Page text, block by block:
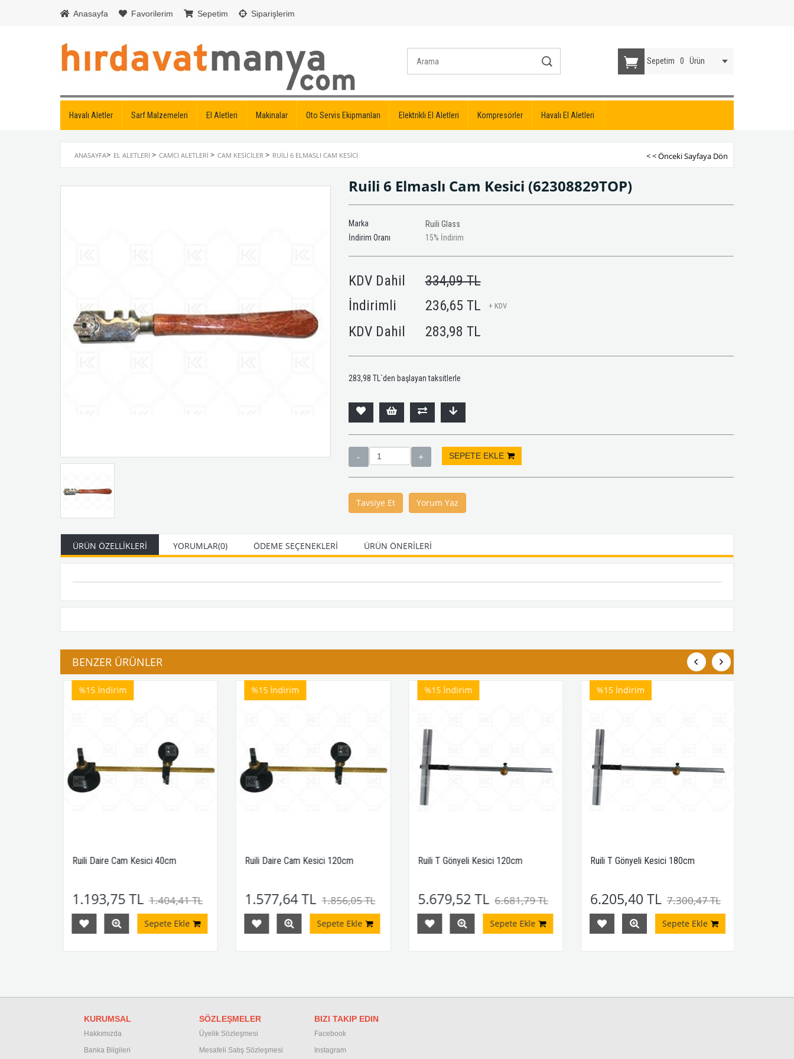
Anasayfa Favorilerim Sepetim Siparişlerim
Sepetim 0 Ürün
Havalı Aletler Sarf Malzemeleri El Aletleri Makinalar Oto Servis Ekipmanları Elektrikli El Aletleri Kompresörler Havalı El Aletleri
ANASAYFA> EL ALETLERI > CAMCI ALETLERI > CAM KESICILER > RUILI 6 ELMASLI CAM KESICI < < Önceki Sayfaya Dön
Ruili 6 Elmaslı Cam Kesici (62308829TOP)
Marka
Ruili Glass
İndirim Oranı
%
15 İndirim
KDV Dahil
334,09 TL
İndirimli
236,65 TL + KDV
KDV Dahil 283,98 TL
283,98 TL `den başlayan taksitlerle
Tavsiye Et Yorum Yaz
ÜRÜN ÖZELLIKLERI YORUMLAR(0) ÖDEME SEÇENEKLERI ÜRÜN ÖNERILERI
BENZER ÜRÜNLER
Ruili Daire Cam Kesici 40cm
1.193,75 TL 1.404,41 TL
Sepete Ekle
%15 İndirim
Ruili Daire Cam Kesici 120cm
1.577,64 TL 1.856,05 TL
Sepete Ekle
%15 İndirim
Ruili T Gönyeli Kesici 120cm
5.679,52 TL 6.681,79 TL
Sepete Ekle
%15 İndirim
Ruili T Gönyeli Kesici 180cm
6.205,40 TL 7.300,47 TL
Sepete Ekle
%15 İndirim
KURUMSAL
Hakkımızda
Banka Bilgileri
SÖZLEŞMELER
Üyelik Sözleşmesi
Mesafeli Satış Sözleşmesi
BIZI TAKIP EDIN
Facebook
Instagram